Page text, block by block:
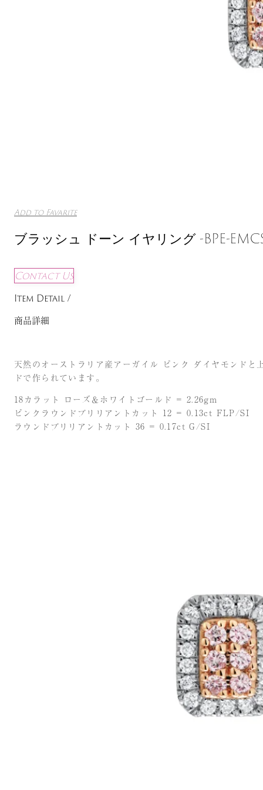
Add to Favarite
ブラッシュ ドーン イヤリング -BPE-
Contact Us
Item Detail /
商品詳細
天然のオーストラリア産アーガイル ピンク ダイヤモンド
ドで作られています。
18カラット ローズ＆ホワイトゴールド = 2.26gm
ピンクラウンドブリリアントカット 12 = 0.13ct FLP/SI
ラウンドブリリアントカット 36 = 0.17ct G/SI